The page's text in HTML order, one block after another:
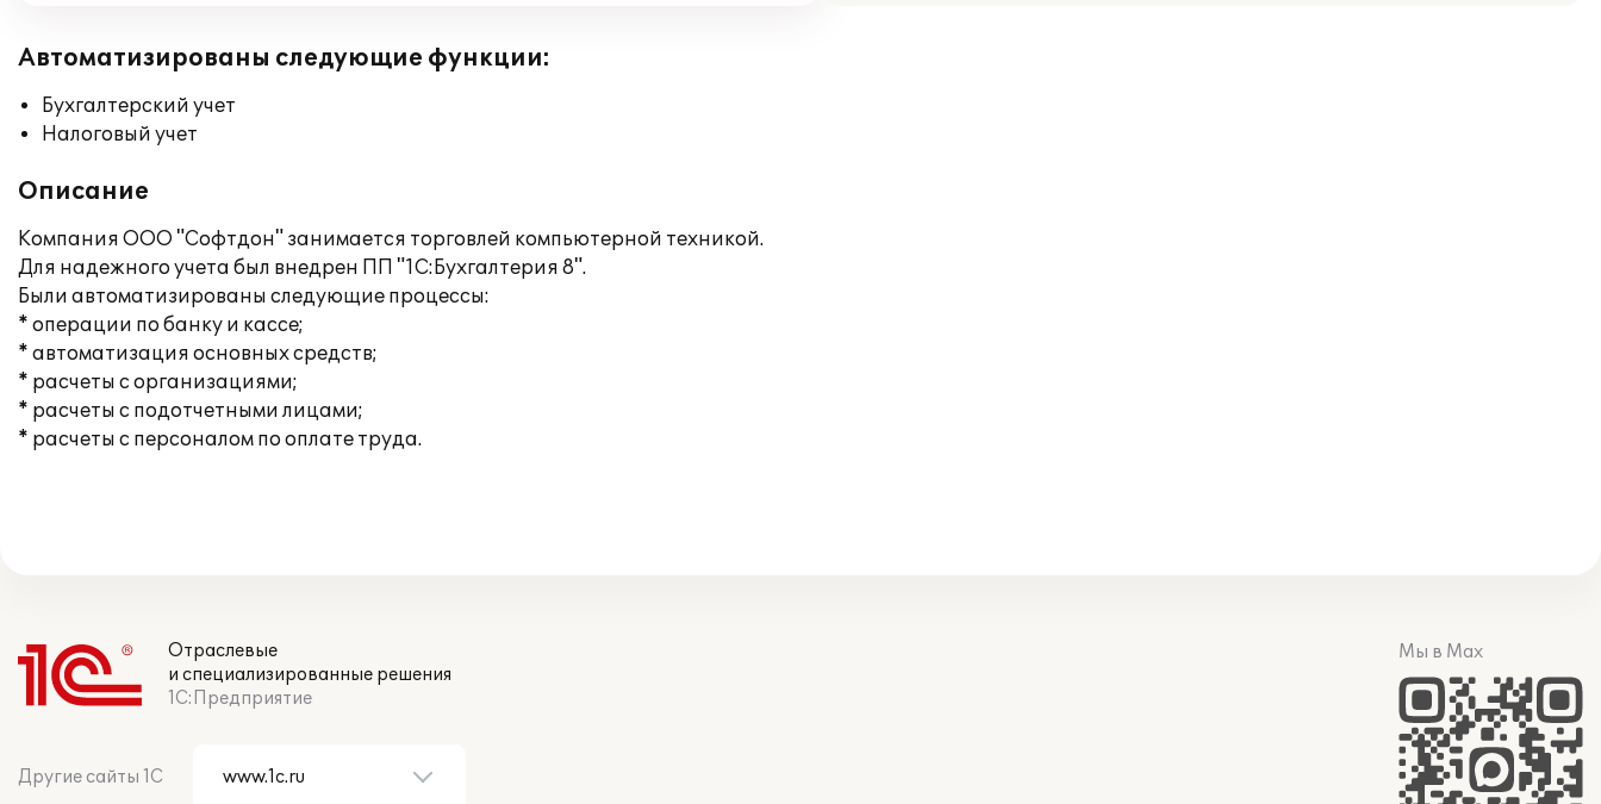
Автоматизированы следующие функции:
Бухгалтерский учет
Налоговый учет
Описание
Компания ООО "Софтдон" занимается торговлей компьютерной техникой.
Для надежного учета был внедрен ПП "1С:Бухгалтерия 8".
Были автоматизированы следующие процессы:
* операции по банку и кассе;
* автоматизация основных средств;
* расчеты с организациями;
* расчеты с подотчетными лицами;
* расчеты с персоналом по оплате труда.
Отраслевые
и специализированные решения
1С:Предприятие
Другие сайты 1С
Мы в Max